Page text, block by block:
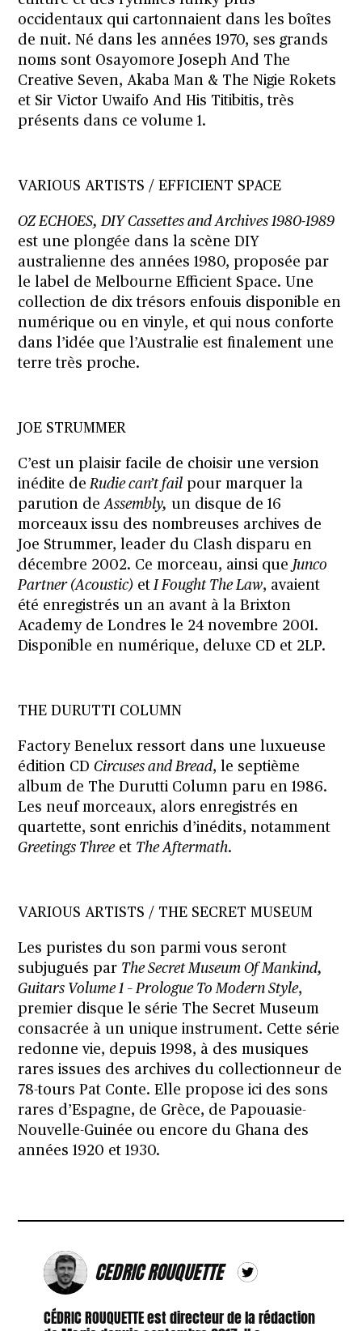
occidentaux qui cartonnaient dans les boîtes
de nuit. Né dans les années 1970, ses grands
noms sont Osayomore Joseph And The
Creative Seven, Akaba Man & The Nigie Rokets
et Sir Victor Uwaifo And His Titibitis, très
présents dans ce volume 1.
VARIOUS ARTISTS / EFFICIENT SPACE
OZ ECHOES, DIY Cassettes and Archives 1980​-​1989
est une plongée dans la scène DIY
australienne des années 1980, proposée par
le label de Melbourne Efficient Space. Une
collection de dix trésors enfouis disponible en
numérique ou en vinyle, et qui nous conforte
dans l’idée que l’Australie est finalement une
terre très proche.
JOE STRUMMER
C’est un plaisir facile de choisir une version
inédite de Rudie can’t fail pour marquer la
parution deAssembly, un disque de 16
morceaux issu des nombreuses archives de
Joe Strummer, leader du Clash disparu en
décembre 2002. Ce morceau, ainsi que Junco
Partner (Acoustic) etI Fought The Law, avaient
été enregistrés un an avant à la Brixton
Academy de Londres le 24 novembre 2001.
Disponible en numérique, deluxe CD et 2LP.
THE DURUTTI COLUMN
Factory Benelux ressort dans une luxueuse
édition CDCircuses and Bread, le septième
album de The Durutti Column paru en 1986.
Les neuf morceaux, alors enregistrés en
quartette, sont enrichis d’inédits, notamment
Greetings Threeet The Aftermath.
VARIOUS ARTISTS / THE SECRET MUSEUM
Les puristes du son parmi vous seront
subjugués par The Secret Museum Of Mankind,
Guitars Volume 1 – Prologue To Modern Style,
premier disque le série The Secret Museum
consacrée à un unique instrument. Cette série
redonne vie, depuis 1998, à des musiques
rares issues des archives du collectionneur de
78-tours Pat Conte. Elle propose ici des sons
rares d’Espagne, de Grèce, de Papouasie-
Nouvelle-Guinée ou encore du Ghana des
années 1920 et 1930.
CEDRIC ROUQUETTE
CÉDRIC ROUQUETTE est directeur de la rédaction